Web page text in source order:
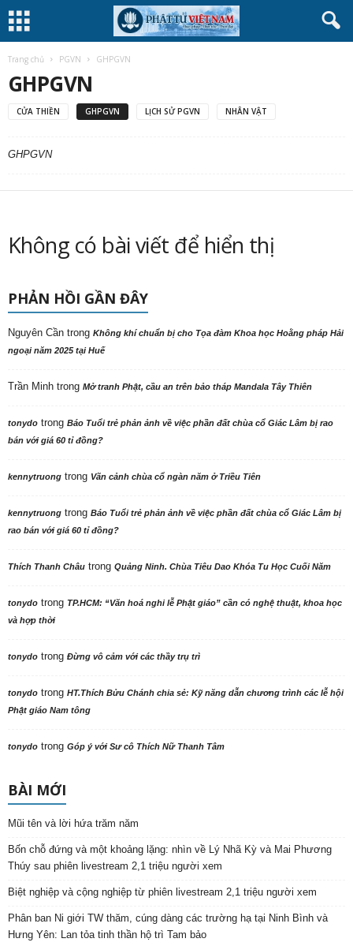
Trang chủ PGVN GHPGVN
GHPGVN
CỬA THIỀN GHPGVN LỊCH SỬ PGVN NHÂN VẬT
GHPGVN
Không có bài viết để hiển thị
PHẢN HỒI GẦN ĐÂY
Nguyên Cần trong Không khí chuẩn bị cho Tọa đàm Khoa học Hoằng pháp Hải
ngoại năm 2025 tại Huế
Trần Minh trong Mở tranh Phật, cầu an trên bảo tháp Mandala Tây Thiên
tonydo trong Báo Tuổi trẻ phản ảnh về việc phần đất chùa cổ Giác Lâm bị rao
bán với giá 60 tỉ đồng?
kennytruong trong Vãn cảnh chùa cổ ngàn năm ở Triều Tiên
kennytruong trong Báo Tuổi trẻ phản ảnh về việc phần đất chùa cổ Giác Lâm bị
rao bán với giá 60 tỉ đồng?
Thích Thanh Châu trong Quảng Ninh. Chùa Tiêu Dao Khóa Tu Học Cuối Năm
tonydo trong TP.HCM: “Văn hoá nghi lễ Phật giáo” cần có nghệ thuật, khoa học
và hợp thời
tonydo trong Đừng vô cảm với các thầy trụ trì
tonydo trong HT.Thích Bửu Chánh chia sẻ: Kỹ năng dẫn chương trình các lễ hội
Phật giáo Nam tông
tonydo trong Góp ý với Sư cô Thích Nữ Thanh Tâm
BÀI MỚI
Mũi tên và lời hứa trăm năm
Bốn chỗ đứng và một khoảng lặng: nhìn về Lý Nhã Kỳ và Mai Phương
Thúy sau phiên livestream 2,1 triệu người xem
Biệt nghiệp và cộng nghiệp từ phiên livestream 2,1 triệu người xem
Phân ban Ni giới TW thăm, cúng dàng các trường hạ tại Ninh Bình và
Hưng Yên: Lan tỏa tinh thần hộ trì Tam bảo